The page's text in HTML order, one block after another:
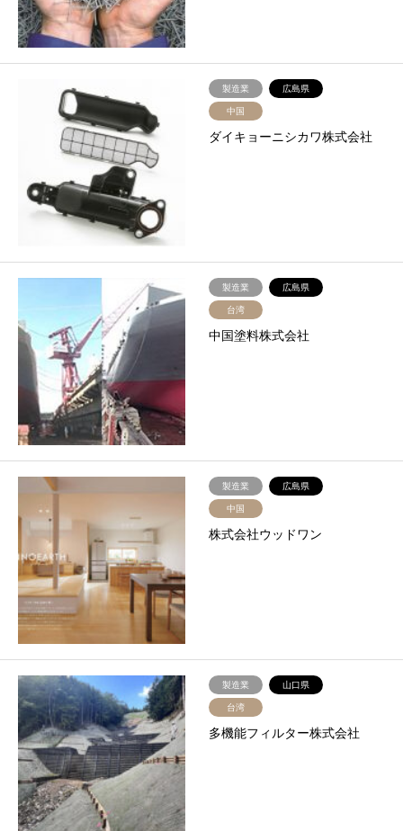
製造業 広島県
中国
ダイキョーニシカワ株式会社
製造業 広島県
台湾
中国塗料株式会社
製造業 広島県
中国
株式会社ウッドワン
製造業 山口県
台湾
多機能フィルター株式会社